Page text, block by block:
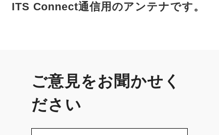
ITS Connect通信用のアンテナです。
ご意見をお聞かせく
ださい